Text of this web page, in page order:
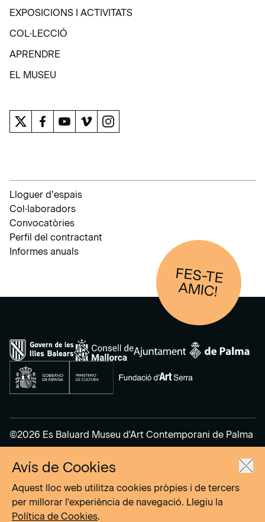
VISITA
EXPOSICIONS I ACTIVITATS
EXPOSICIONS I ACTIVITATS
COL·LECCIÓ
COL·LECCIÓ
APRENDRE
APRENDRE
EL MUSEU
Lloguer d’espais
Col·laboradors
Convocatòries
Perfil del contractant
Informes anuals
FES-TE
AM
IC!
©2026 Es Baluard Museu d'Art Contemporani de Palma
Avís legal
Política de privacitat
Política de cookies
Avís de Cookies
Aquest lloc web utilitza cookies pròpies i de tercers
per millorar l'experiència de navegació. Llegiu la
Política de Cookies.